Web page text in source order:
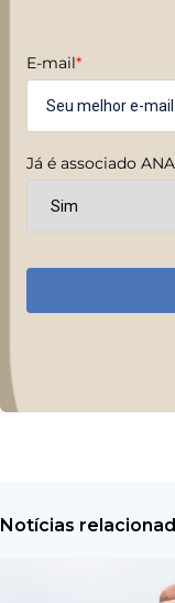
E-mail*
Já é associado
Notícias